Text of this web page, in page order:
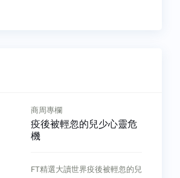
商周專欄
疫後被輕忽的兒少心靈危
機
FT精選大讀世界疫後被輕忽的兒